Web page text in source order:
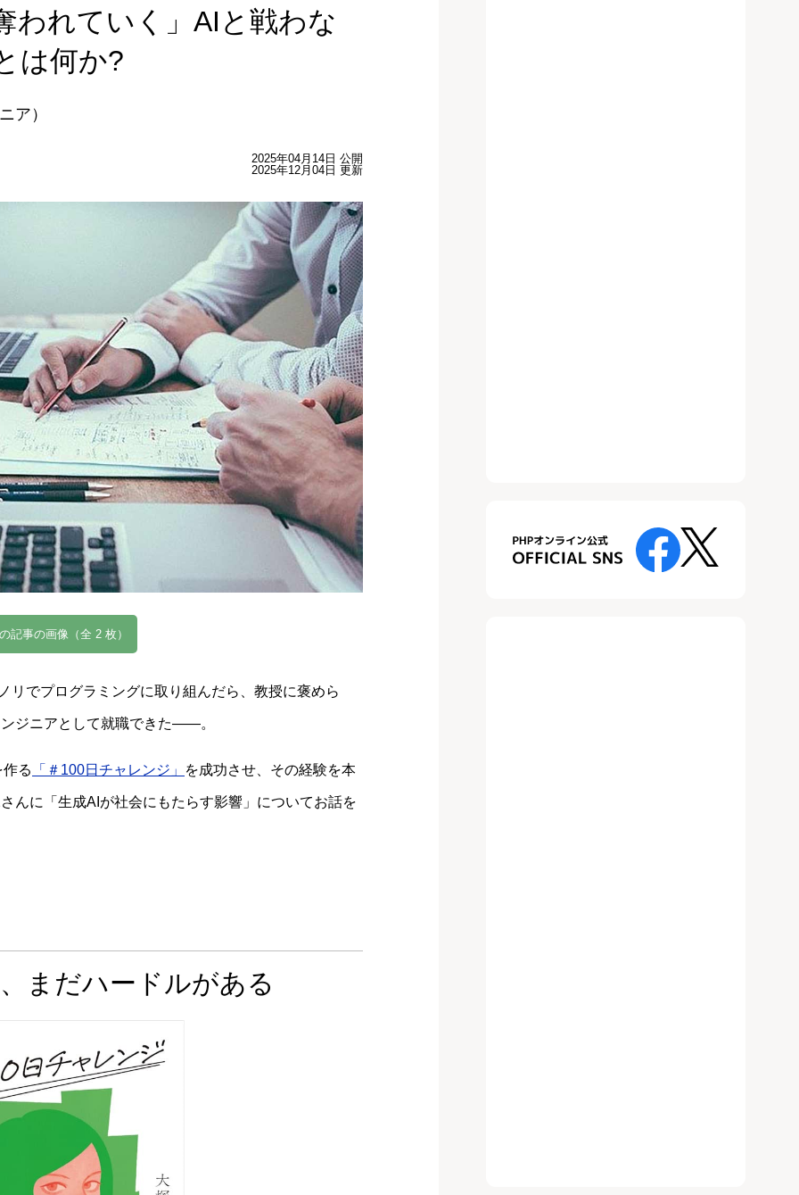
われていく」AIと戦わな
は何か?
ア）
2025年04月14日 公開
2025年12月04日 更新
記事の画像（全 2 枚）
リでプログラミングに取り組んだら、教授に褒めら
ジニアとして就職できた――。
る 「＃100日チャレンジ」 を成功させ、その経験を本
んに「生成AIが社会にもたらす影響」についてお話を
まだハードルがある